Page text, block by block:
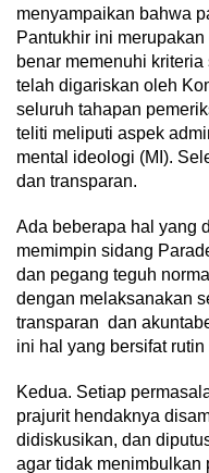
menyampaikan bahwa
Pantukhir ini
benar memenuhi
telah digariskan oleh
seluruh tahapan
teliti meliputi aspek
mental ideologi (MI).
dan transparan.
Ada beberapa hal yang
memimpin sidang
dan pegang teguh
dengan melaksanakan
transparan dan
ini hal yang bersifat rutin
Kedua. Setiap
prajurit hendaknya
didiskusikan, dan
agar tidak menimbulkan